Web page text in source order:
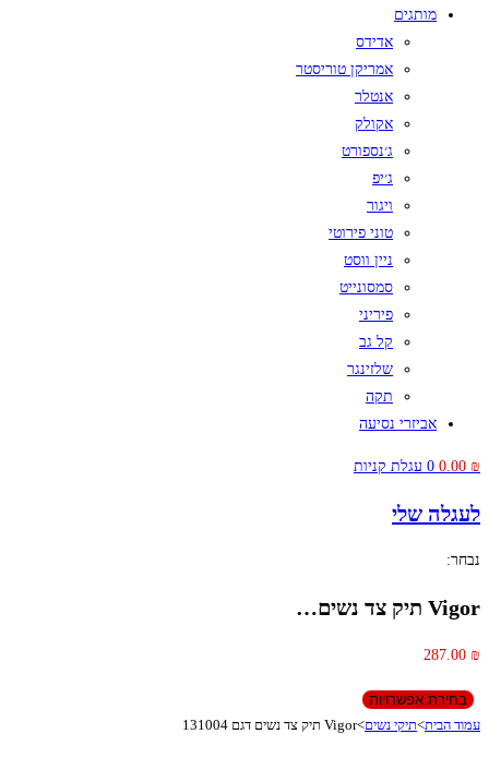
מותגים
אדידס
אמריקן טוריסטר
אנטלר
אקולק
ג׳נספורט
ג׳יפ
ויגור
טוני פירוטי
ניין ווסט
סמסונייט
פיריני
קל גב
שלזינגר
תקה
אביזרי נסיעה
0.00 ₪
0 עגלת קניות
לעגלה שלי
נבחר:
Vigor תיק צד נשים…
287.00 ₪
בחירת אפשרויות
עמוד הבית>תיקי נשים>Vigor תיק צד נשים דגם 131004